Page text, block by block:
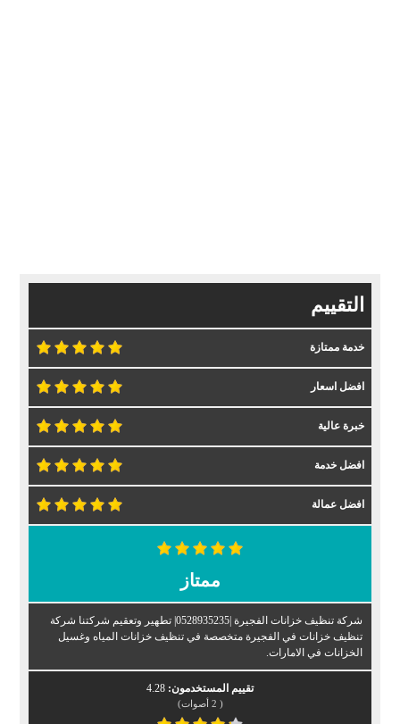
التقييم
خدمة ممتازة
افضل اسعار
خبرة عالية
افضل خدمة
افضل عمالة
ممتاز
شركة تنظيف خزانات الفجيرة |0528935235| تطهير وتعقيم شركتنا شركة
تنظيف خزانات في الفجيرة متخصصة في تنظيف خزانات المياه وغسيل
الخزانات في الامارات.
تقييم المستخدمون: 4.28
(
2 أصوات)